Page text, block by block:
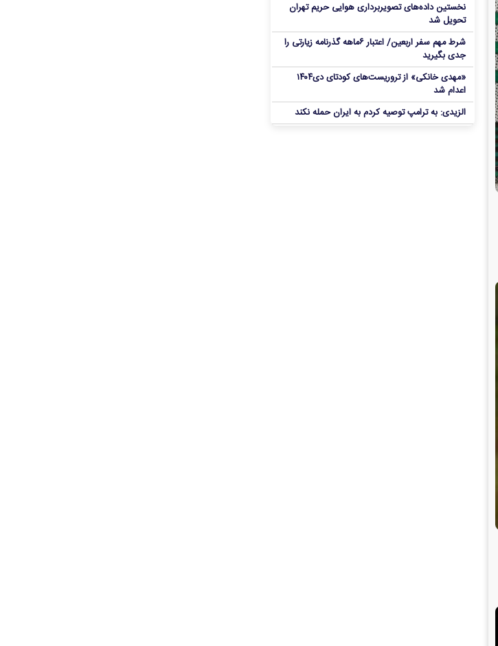
نخستین داده‌های تصویربرداری هوایی حریم تهران
تحویل شد
شرط مهم سفر اربعین/ اعتبار ۶ماهه گذرنامه زیارتی را
جدی بگیرید
«مهدی خانکی» از تروریست‌های کودتای دی۱۴۰۴
اعدام شد
الزیدی: به ترامپ توصیه کردم به ایران حمله نکند